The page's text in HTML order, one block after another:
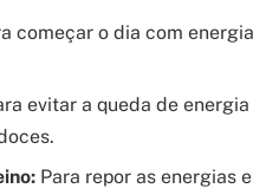
começar o dia com energia
evitar a queda de energia
Para repor as energias e